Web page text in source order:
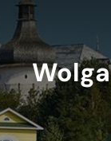
Wolga